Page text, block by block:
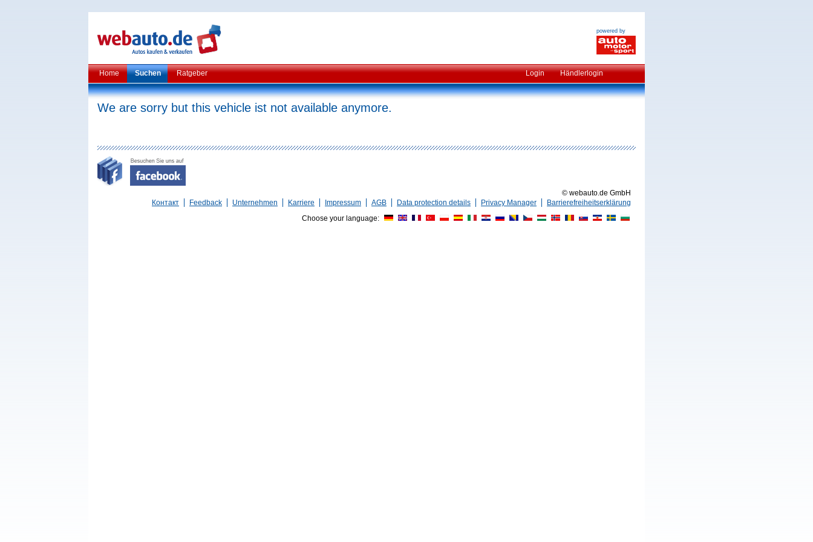
powered by
Home Suchen Ratgeber Login Händlerlogin
We are sorry but this vehicle ist not available anymore.
© webauto.de GmbH
Контакт
Feedback Unternehmen Karriere Impressum AGB Data protection details Privacy Manager
Barrierefreiheitserklärung
Choose your language: